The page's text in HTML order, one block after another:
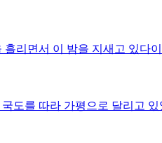
흘리면서 이 밤을 지새고 있다
국도를 따라 가평으로 달리고